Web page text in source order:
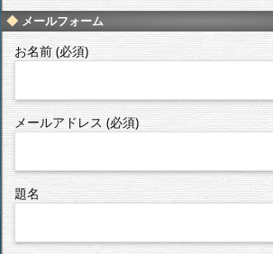
メールフォーム
お名前 (必須)
メールアドレス (必須)
題名